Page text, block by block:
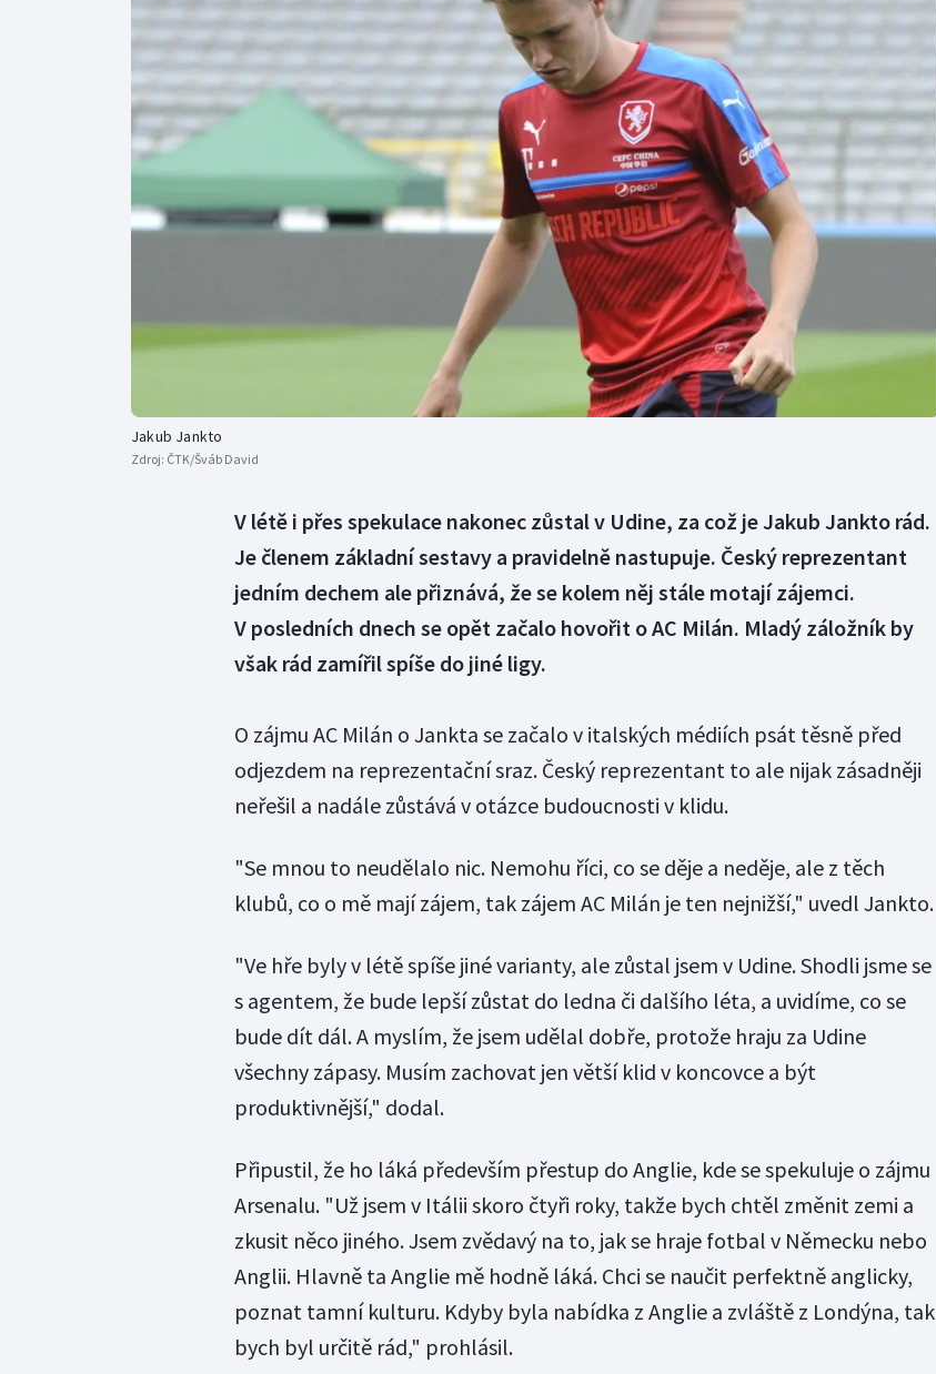
Curling
Dostihy
Florbal
Futsal
Golf
Moderní pětiboj
Motorsport
Olympijské hry
Parasport
Plavání
Plážový volejbal
Triatlon
Veslování
Vodní slalom
Volejbal
Ostatní
Jakub Jankto
Zdroj: ČTK/Šváb David
V létě i přes spekulace nakonec zůstal v Udine, za což je Jakub Jankto rád.
Je členem základní sestavy a pravidelně nastupuje. Český reprezentant
jedním dechem ale přiznává, že se kolem něj stále motají zájemci.
V posledních dnech se opět začalo hovořit o AC Milán. Mladý záložník by
však rád zamířil spíše do jiné ligy.
O zájmu AC Milán o Jankta se začalo v italských médiích psát těsně před
odjezdem na reprezentační sraz. Český reprezentant to ale nijak zásadněji
neřešil a nadále zůstává v otázce budoucnosti v klidu.
"Se mnou to neudělalo nic. Nemohu říci, co se děje a neděje, ale z těch
klubů, co o mě mají zájem, tak zájem AC Milán je ten nejnižší," uvedl Jankto.
"Ve hře byly v létě spíše jiné varianty, ale zůstal jsem v Udine. Shodli jsme se
s agentem, že bude lepší zůstat do ledna či dalšího léta, a uvidíme, co se
bude dít dál. A myslím, že jsem udělal dobře, protože hraju za Udine
všechny zápasy. Musím zachovat jen větší klid v koncovce a být
produktivnější," dodal.
Připustil, že ho láká především přestup do Anglie, kde se spekuluje o zájmu
Arsenalu. "Už jsem v Itálii skoro čtyři roky, takže bych chtěl změnit zemi a
zkusit něco jiného. Jsem zvědavý na to, jak se hraje fotbal v Německu nebo
Anglii. Hlavně ta Anglie mě hodně láká. Chci se naučit perfektně anglicky,
poznat tamní kulturu. Kdyby byla nabídka z Anglie a zvláště z Londýna, tak
bych byl určitě rád," prohlásil.